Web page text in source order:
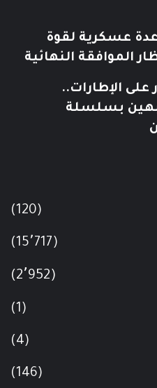
عسكرية لقوة
الموافقة النهائية
على الإطارات..
بسلسلة
(120)
(15٬717)
(2٬952)
(1)
(4)
(146)